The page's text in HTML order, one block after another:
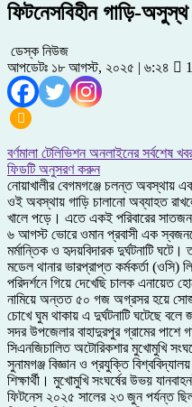
ফিটনেসবিহীন গাড়ি-অসুস্থ
ডেস্ক নিউজ
আপডেটঃ ১৮ আগস্ট, ২০২৫ | ৬:২৪
বর্ণমালা টেলিভিশন অনলাইনের
ফিডটি অনুসরণ করুন
নোয়াখালীর বেগমগঞ্জে চলন্ত অবস্থায়
ওই অবস্থায় গাড়ি চালানো অব্যাহত
খালে পড়ে। এতে একই পরিবারের
৬ আগস্ট ভোরে ওমান প্রবাসী এক
মর্মান্তিক ও হৃদয়বিদারক দুর্ঘটনাটি
মডেল থানার ভারপ্রাপ্ত কর্মকর্তা (ওসি)
পরিদর্শনে গিয়ে দেখেছি চালক এনায়েত
নামিয়ে অন্তত ৫০ গজ অগ্রসর হয়ে
চোখে ঘুম থাকায় এ দুর্ঘটনাটি ঘটেছে
সদর উপজেলার বাহাদুরপুর গ্রামের পাশে
সিএনজিচালিত অটোরিকশার মুখোমুখি
সুনামগঞ্জ বিজ্ঞান ও প্রযুক্তি
শিক্ষার্থী। মুখোমুখি সংঘর্ষের উভয়
ফিটনেস ২০২৫ সালের ২৩ জুন পর্যন্ত